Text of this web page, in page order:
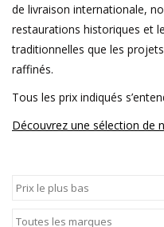
de livraison internationale,
restaurations historiques et
traditionnelles que les
raffinés.
Tous les prix indiqués
Découvrez une sélection de